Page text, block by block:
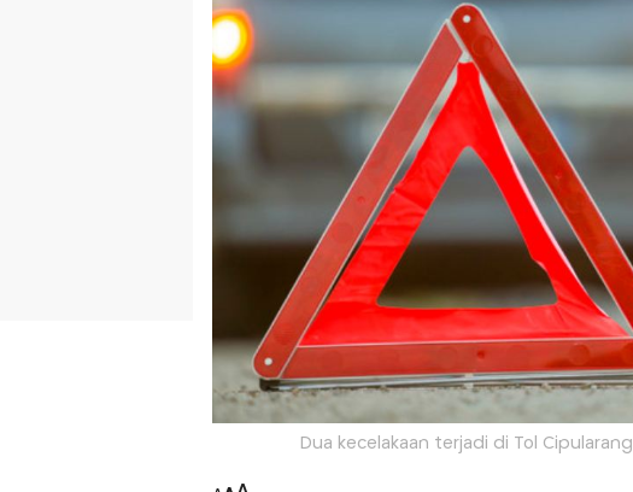
Dua kecelakaan terjadi di Tol